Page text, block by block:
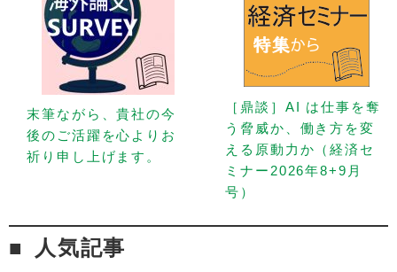
末筆ながら、貴社の今
後のご活躍を心よりお
祈り申し上げます。
［鼎談］AI は仕事を奪
う脅威か、働き方を変
える原動力か（経済セ
ミナー2026年8+9月
号）
人気記事